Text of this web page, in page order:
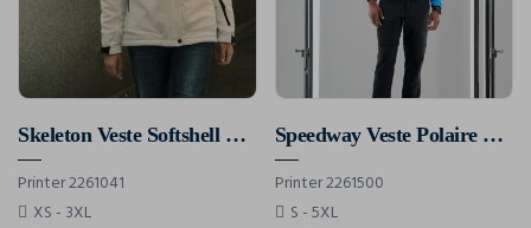
Skeleton Veste Softshell Femmes
Printer 2261041
XS - 3XL
Speedway Veste Polaire Hommes
Printer 2261500
S - 5XL